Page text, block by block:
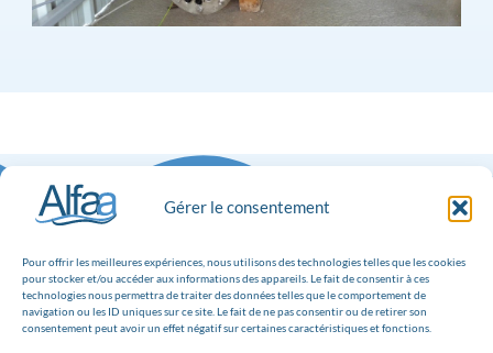
Gérer le consentement
Pour offrir les meilleures expériences, nous utilisons des technologies telles que les cookies
pour stocker et/ou accéder aux informations des appareils. Le fait de consentir à ces
technologies nous permettra de traiter des données telles que le comportement de
navigation ou les ID uniques sur ce site. Le fait de ne pas consentir ou de retirer son
consentement peut avoir un effet négatif sur certaines caractéristiques et fonctions.